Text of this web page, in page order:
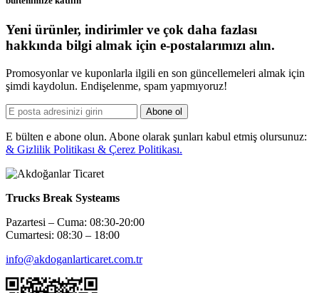
Yeni ürünler, indirimler ve çok daha fazlası
hakkında bilgi almak için e-postalarımızı alın.
Promosyonlar ve kuponlarla ilgili en son güncellemeleri almak için
şimdi kaydolun. Endişelenme, spam yapmıyoruz!
Abone ol
E bülten e abone olun. Abone olarak şunları kabul etmiş olursunuz:
& Gizlilik Politikası & Çerez Politikası.
Trucks Break Systeams
Pazartesi – Cuma: 08:30-20:00
Cumartesi: 08:30 – 18:00
info@akdoganlarticaret.com.tr